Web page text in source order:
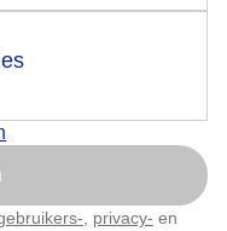
privacy- en
popup
later
passen